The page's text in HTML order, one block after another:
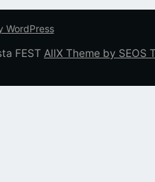
WordPress
FEST AllX Theme by SEOS